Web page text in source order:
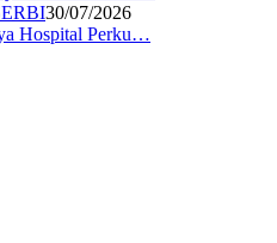
30/07/2026
Hospital Perku…